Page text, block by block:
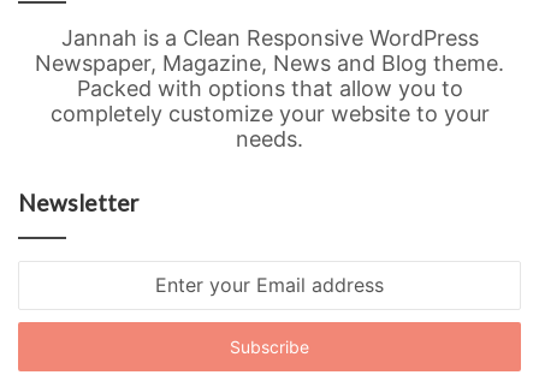
Jannah is a Clean Responsive WordPress
Newspaper, Magazine, News and Blog theme.
Packed with options that allow you to
completely customize your website to your
needs.
Newsletter
Email